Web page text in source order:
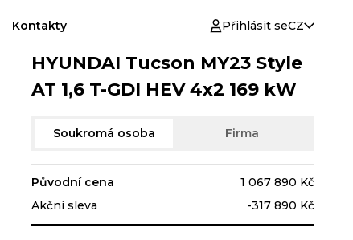
Kontakty Přihlásit seCZ
HYUNDAI Tucson MY23 Style
AT 1,6 T-GDI HEV 4x2 169 kW
Soukromá osoba Firma
Původní cena
1 067 890 Kč
Akční sleva
-317 890 Kč